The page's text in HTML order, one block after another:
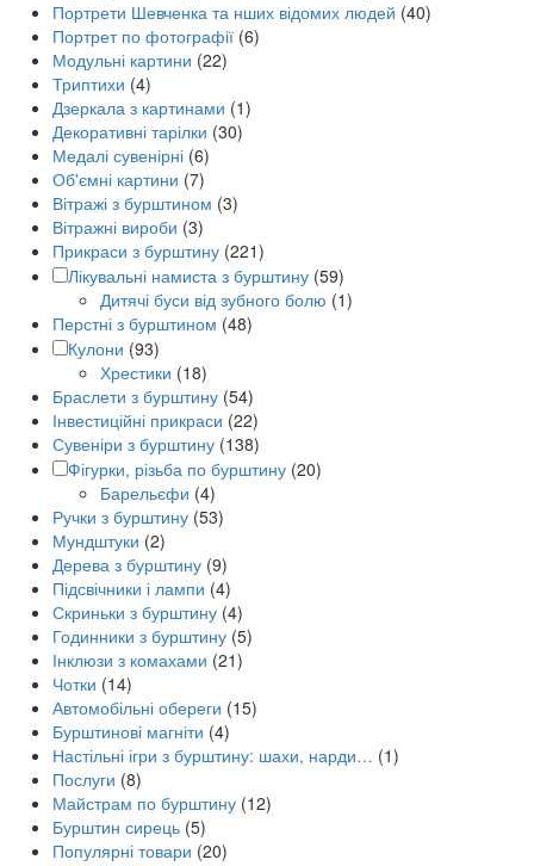
Портрети Шевченка та нших відомих людей (40)
Портрет по фотографії (6)
Модульні картини (22)
Триптихи (4)
Дзеркала з картинами (1)
Декоративні тарілки (30)
Медалі сувенірні (6)
Об'ємні картини (7)
Вітражі з бурштином (3)
Вітражні вироби (3)
Прикраси з бурштину (221)
Лікувальні намиста з бурштину (59)
Дитячі буси від зубного болю (1)
Перстні з бурштином (48)
Кулони (93)
Хрестики (18)
Браслети з бурштину (54)
Інвестиційні прикраси (22)
Сувеніри з бурштину (138)
Фігурки, різьба по бурштину (20)
Барельєфи (4)
Ручки з бурштину (53)
Мундштуки (2)
Дерева з бурштину (9)
Підсвічники і лампи (4)
Скриньки з бурштину (4)
Годинники з бурштину (5)
Інклюзи з комахами (21)
Чотки (14)
Автомобільні обереги (15)
Бурштинові магніти (4)
Настільні ігри з бурштину: шахи, нарди… (1)
Послуги (8)
Майстрам по бурштину (12)
Бурштин сирець (5)
Популярні товари (20)